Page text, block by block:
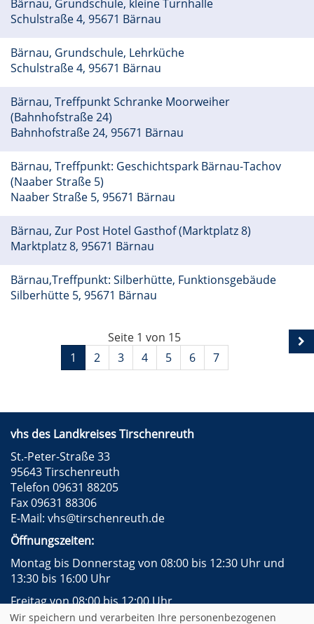
Bärnau, Grundschule, kleine Turnhalle
Schulstraße 4, 95671 Bärnau
Bärnau, Grundschule, Lehrküche
Schulstraße 4, 95671 Bärnau
Bärnau, Treffpunkt Schranke Moorweiher
(Bahnhofstraße 24)
Bahnhofstraße 24, 95671 Bärnau
Bärnau, Treffpunkt: Geschichtspark Bärnau-Tachov
(Naaber Straße 5)
Naaber Straße 5, 95671 Bärnau
Bärnau, Zur Post Hotel Gasthof (Marktplatz 8)
Marktplatz 8, 95671 Bärnau
Bärnau,Treffpunkt: Silberhütte, Funktionsgebäude
Silberhütte 5, 95671 Bärnau
Seite 1 von 15
1
2 3 4 5 6 7
vhs des Landkreises Tirschenreuth
St.-Peter-Straße 33
95643 Tirschenreuth
Telefon 09631 88205
Fax 09631 88306
E-Mail: vhs@tirschenreuth.de
Öffnungszeiten:
Montag bis Donnerstag von 08:00 bis 12:30 Uhr und
13:30 bis 16:00 Uhr
Freitag von 08:00 bis 12:00 Uhr
Wir speichern und verarbeiten Ihre personenbezogenen